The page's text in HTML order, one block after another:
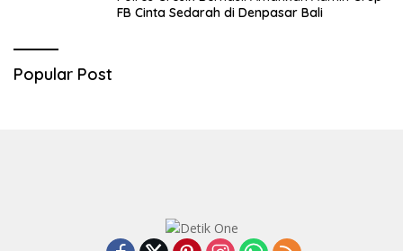
FB Cinta Sedarah di Denpasar Bali
Popular Post